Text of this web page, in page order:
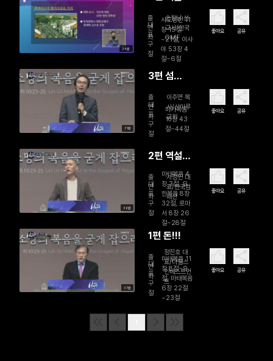
34분
는 것을 높
이 보시고
출
연
자
손창남 선
교사/한국
OMF
대
표
구
절
사도행전 11
장 19절
~21절, 이사
야 53장 4
절~6절
좋아요 공유
31분
3편 섬
으로 주님
께 가는 길
출
연
자
이주연 목
사/산마루
교회
대
표
구
절
마가복음
10장 43
절~44절
좋아요 공유
36분
2편 역설
의 하나님
을 기억하
라
출
연
자
서정인 대
표/한국컴
패션
대
표
구
절
마태복음 4
장 3절, 요
한복음 8장
32절, 로마
서 8장 26
절~28절
좋아요 공유
37분
1편 돈!!!
출
연
자
정진호 대
표/더웰스
인베스트먼
트
대
표
구
절
마태복음 11
장 8절~9
절, 마태복음
6장 22절
~23절
좋아요 공유